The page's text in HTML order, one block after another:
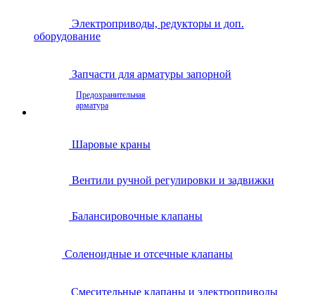
Электроприводы, редукторы и доп.
оборудование
Запчасти для арматуры запорной
Предохранительная
арматура
Шаровые краны
Вентили ручной регулировки и задвижки
Балансировочные клапаны
Соленоидные и отсечные клапаны
Смесительные клапаны и электроприводы